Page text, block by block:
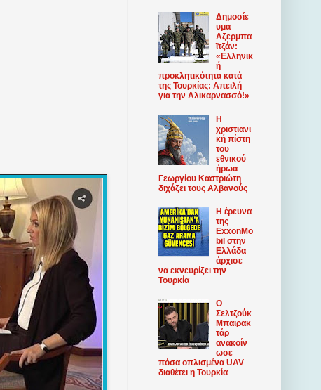
Δημοσίε
υμα
Αζερμπα
ϊτζάν:
«Ελληνικ
ή
προκλητικότητα κατά
της Τουρκίας: Απειλή
για την Αλικαρνασσό!»
Η
χριστιανι
κή πίστη
του
εθνικού
ήρωα
Γεωργίου Καστριώτη
διχάζει τους Αλβανούς
Η έρευνα
της
ExxonMo
bil στην
Ελλάδα
άρχισε
να εκνευρίζει την
Τουρκία
Ο
Σελτζούκ
Μπαϊρακ
τάρ
ανακοίν
ωσε
πόσα οπλισμένα UAV
διαθέτει η Τουρκία